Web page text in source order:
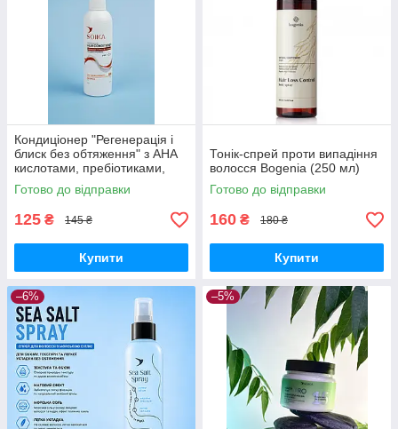
Кондиціонер "Регенерація і
блиск без обтяження" з АНА
кислотами, пребіотиками,
ябл. оцтом для жирного
волосся Soika, 200 мл
Готово до відправки
125 ₴ 145 ₴
Купити
Тонік-спрей проти випадіння
волосся Bogenia (250 мл)
Готово до відправки
160 ₴ 180 ₴
Купити
–6% –5%